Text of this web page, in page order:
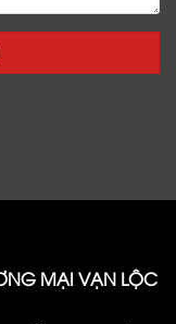
MẠI VẠN LỘC